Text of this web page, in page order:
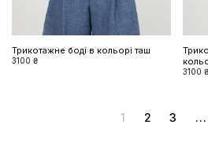
Трикотажне боді в кольорі таш
3100 ₴
3100 ₴
1 2 3 ...